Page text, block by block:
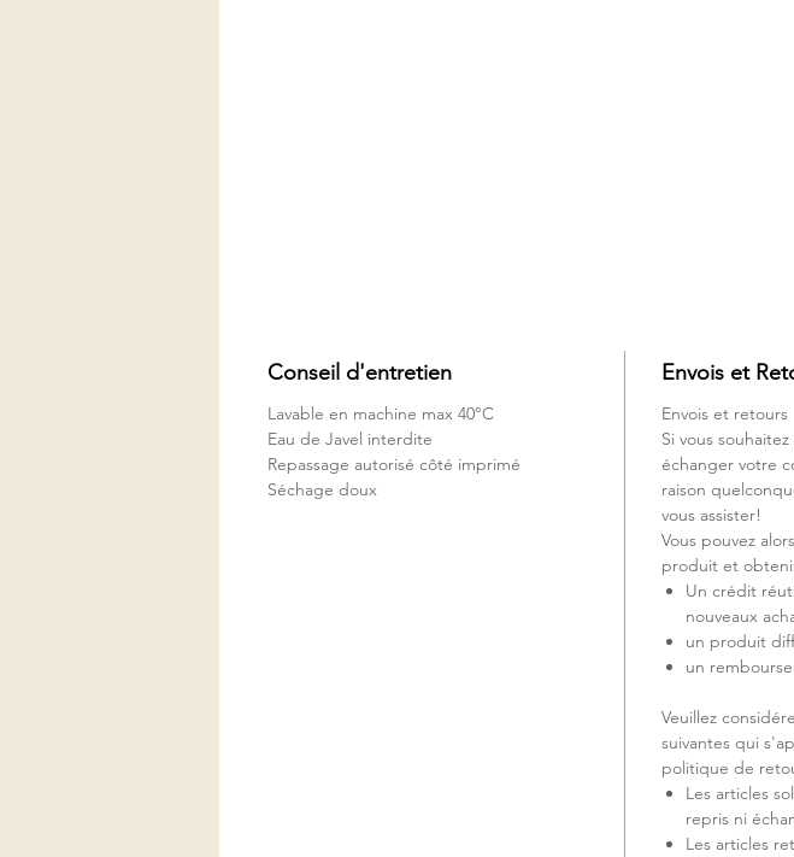
Conseil d'entretien
Lavable en machine max 40°C
Eau de Javel interdite
Repassage autorisé côté imprimé
Séchage doux
Envois et
Envois et retours
Si vous
échanger votre
raison
vous assister!
Vous pouvez
produit et
Un crédit
nouveaux
un produit
un
Veuillez
suivantes qui
politique de
Les articles
repris ni
Les articles